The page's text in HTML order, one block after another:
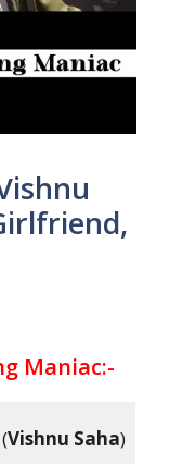
Maniac:-
Vishnu Saha)